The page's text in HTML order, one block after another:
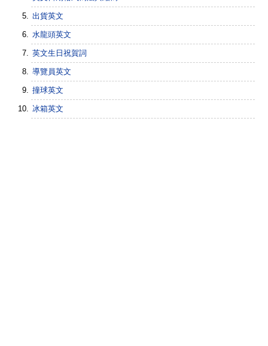
出貨英文
水龍頭英文
英文生日祝賀詞
導覽員英文
撞球英文
冰箱英文